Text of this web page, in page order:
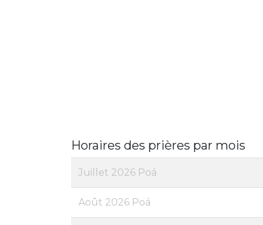
Horaires des prières par mois
Juillet 2026 Poá
Août 2026 Poá